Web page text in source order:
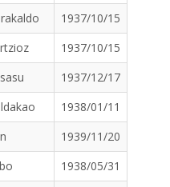
1937/10/15
1937/10/15
1937/12/17
1938/01/11
1939/11/20
1938/05/31